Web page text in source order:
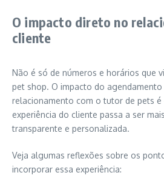
O impacto direto no
cliente
Não é só de números e horários que
pet shop. O impacto do
relacionamento com o tutor de pets é
experiência do cliente passa a ser
transparente e personalizada.
Veja algumas reflexões sobre os
incorporar essa experiência: